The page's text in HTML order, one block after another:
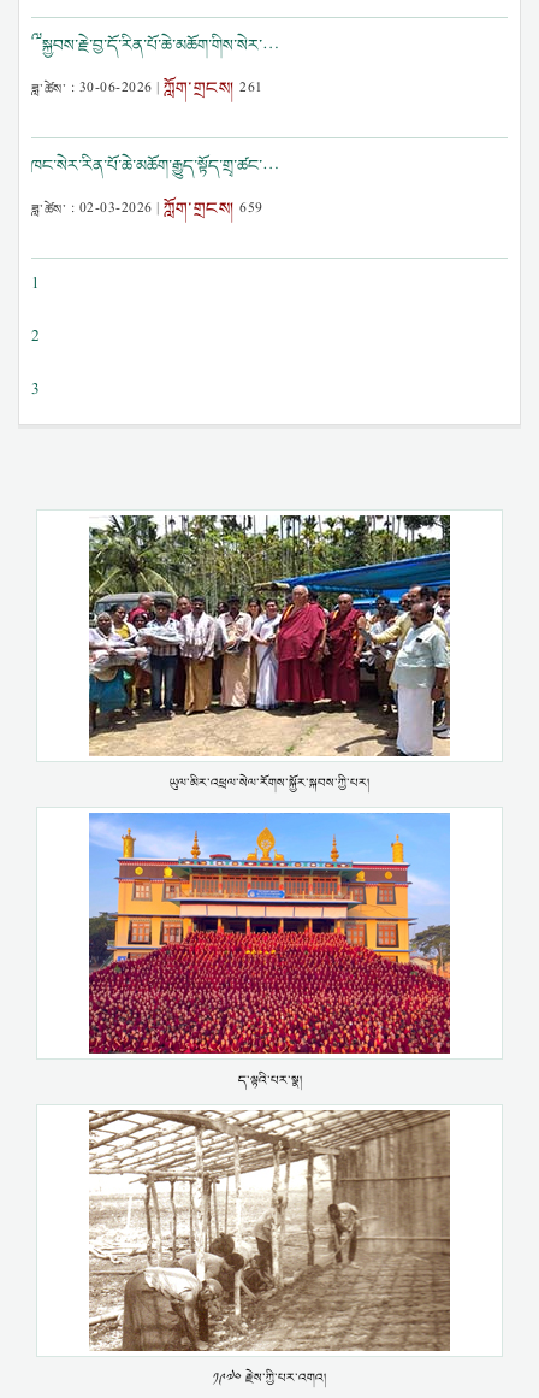
༸སྐྱབས་རྗེ་བྱ་དོ་རིན་པོ་ཆེ་མཆོག་གིས་སེར་…
ཟླ་ཚེས་ : 30-06-2026 |ཀློག་གྲངས།261
ཁང་སེར་རིན་པོ་ཆེ་མཆོག་རྒྱུད་སྟོད་གྲྭ་ཚང་…
ཟླ་ཚེས་ : 02-03-2026 |ཀློག་གྲངས།659
1
2
3
ཡུལ་མིར་འཕྲལ་སེལ་རོགས་སྐྱོར་སྐབས་ཀྱི་པར།
ད་ལྟའི་པར་སྣ།
༡༩༧༠ རྗེས་ཀྱི་པར་འགའ།